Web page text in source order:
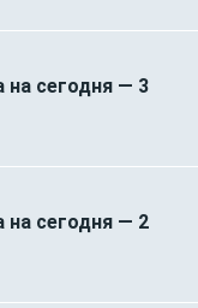
на сегодня — 3
на сегодня — 2